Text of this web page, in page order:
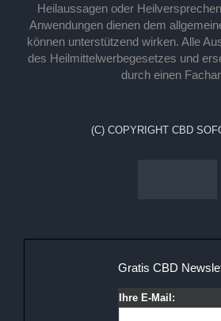
Heilaussagen oder
Anwendungen dienen dem
können unterstützend wirken. Alle
des Heilmittelwerbegesetzes und
durch einen
(C) COPYRIGHT CBD
Gratis CBD
Ihre E-Mail: